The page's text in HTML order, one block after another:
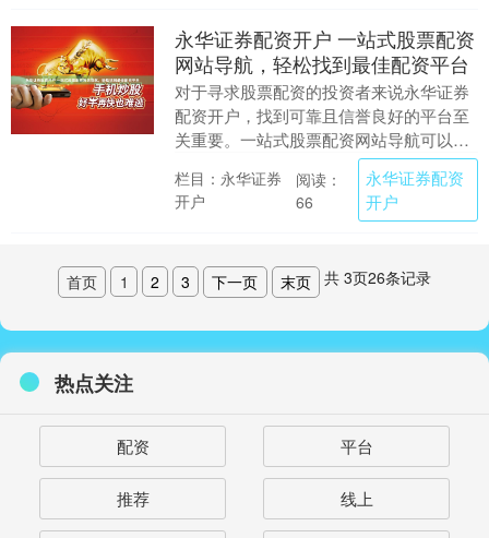
永华证券配资开户 一站式股票配资
网站导航，轻松找到最佳配资平台
对于寻求股票配资的投资者来说永华证券
配资开户，找到可靠且信誉良好的平台至
关重要。一站式股票配资网站导航可以帮
助投资者轻松比较和选择最佳配资平台。
这些导航网站汇....
栏目：永华证券
开户
阅读：
66
永华证券配资
开户
首页 1 2 3 下一页 末页 共 3页26条记录
热点关注
配资 平台
推荐 线上